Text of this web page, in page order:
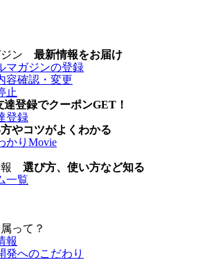
ジン 最新情報をお届け
マガジンの登録
容確認・変更
止
達登録でクーポンGET！
登録
やコツがよくわかる
かりMovie
報 選び方、使い方など知る
一覧
って？
報
発へのこだわり